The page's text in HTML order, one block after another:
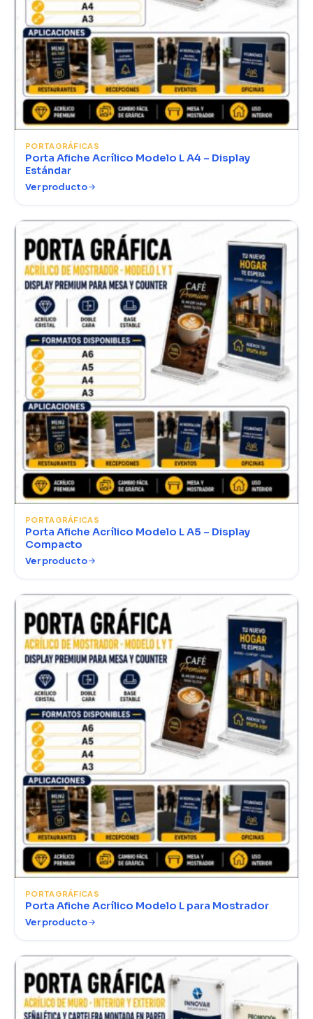
PORTAGRÁFICAS
Porta Afiche Acrílico Modelo L A4 – Display
Estándar
Ver producto
PORTAGRÁFICAS
Porta Afiche Acrílico Modelo L A5 – Display
Compacto
Ver producto
PORTAGRÁFICAS
Porta Afiche Acrílico Modelo L para Mostrador
Ver producto